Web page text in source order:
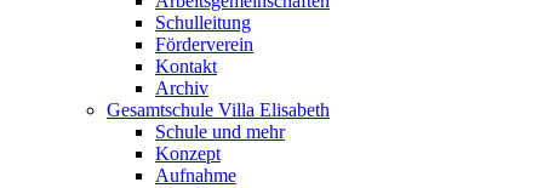
Schulleitung
Förderverein
Kontakt
Archiv
Gesamtschule Villa Elisabeth
Schule und mehr
Konzept
Aufnahme